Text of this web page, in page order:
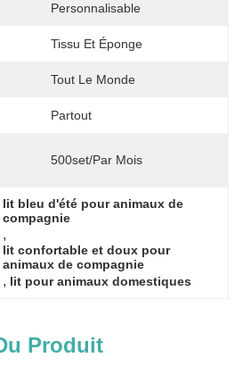
Personnalisable
Tissu Et Éponge
Tout Le Monde
Partout
500set/par Mois
lit bleu d'été pour animaux de
compagnie
,
lit confortable et doux pour
animaux de compagnie
, lit pour animaux domestiques
Produit